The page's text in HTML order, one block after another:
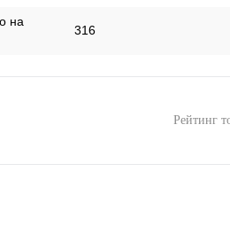
на
316
Рейтинг